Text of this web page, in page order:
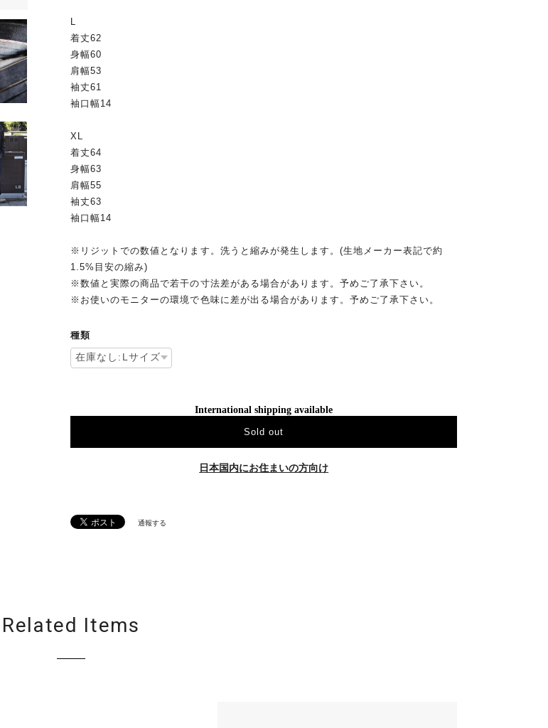
L
着丈62
身幅60
肩幅53
袖丈61
袖口幅14
XL
着丈64
身幅63
肩幅55
袖丈63
袖口幅14
※リジットでの数値となります。洗うと縮みが発生します。(生地メーカー表記で約
1.5%目安の縮み)
※数値と実際の商品で若干の寸法差がある場合があります。予めご了承下さい。
※お使いのモニターの環境で色味に差が出る場合があります。予めご了承下さい。
種類
International shipping available
Sold out
日本国内にお住まいの方向け
通報する
Related Items